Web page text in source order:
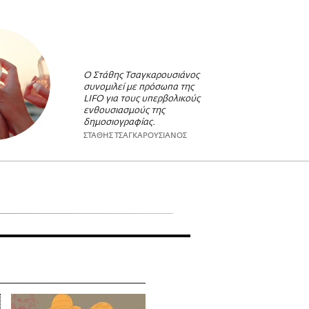
O Στάθης Τσαγκαρουσιάνος
συνομιλεί με πρόσωπα της
LIFO για τους υπερβολικούς
ενθουσιασμούς της
δημοσιογραφίας.
ΣΤΑΘΗΣ ΤΣΑΓΚΑΡΟΥΣΙΑΝΟΣ